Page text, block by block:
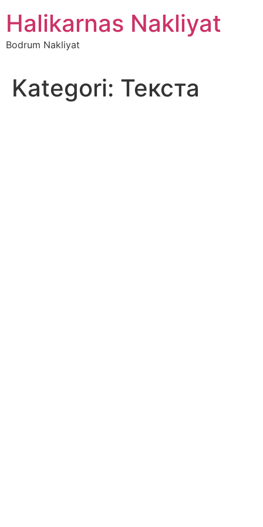
atlaHalikarnas Nakliyat
Bodrum Nakliyat
Kategori: Текста